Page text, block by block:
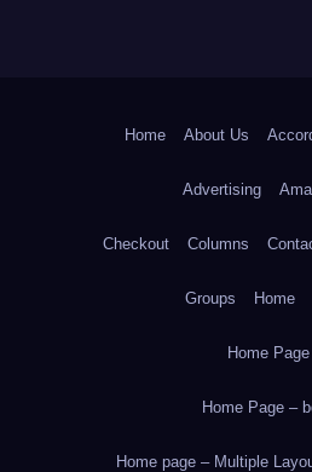
Home About Us
Advertising
Checkout Columns
Groups Home
Home
Home Page –
Home page – Multiple